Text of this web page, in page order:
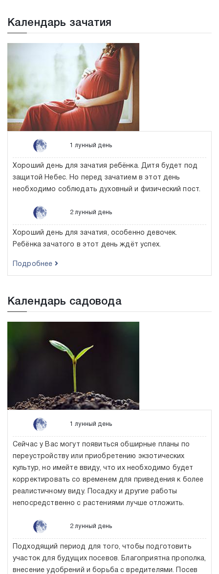
Календарь зачатия
1 лунный день
Хороший день для зачатия ребёнка. Дитя будет под
защитой Небес. Но перед зачатием в этот день
необходимо соблюдать духовный и физический пост.
2 лунный день
Хороший день для зачатия, особенно девочек.
Ребёнка зачатого в этот день ждёт успех.
Подробнее
Календарь садовода
1 лунный день
Сейчас у Вас могут появиться обширные планы по
переустройству или приобретению экзотических
культур, но имейте ввиду, что их необходимо будет
корректировать со временем для приведения к более
реалистичному виду. Посадку и другие работы
непосредственно с растениями лучше отложить.
2 лунный день
Подходящий период для того, чтобы подготовить
участок для будущих посевов. Благоприятна прополка,
внесение удобрений и борьба с вредителями. Посев